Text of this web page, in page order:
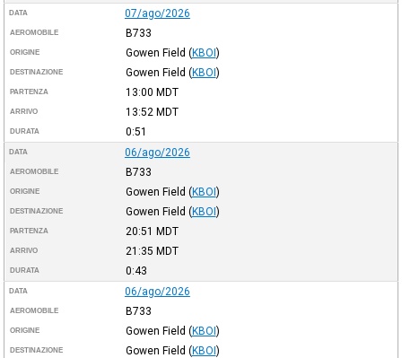
DATA 07/ago/2026
AEROMOBILE B733
ORIGINE Gowen Field (KBOI)
DESTINAZIONE Gowen Field (KBOI)
PARTENZA 13:00 MDT
ARRIVO 13:52 MDT
DURATA 0:51
DATA 06/ago/2026
AEROMOBILE B733
ORIGINE Gowen Field (KBOI)
DESTINAZIONE Gowen Field (KBOI)
PARTENZA 20:51 MDT
ARRIVO 21:35 MDT
DURATA 0:43
DATA 06/ago/2026
AEROMOBILE B733
ORIGINE Gowen Field (KBOI)
DESTINAZIONE Gowen Field (KBOI)